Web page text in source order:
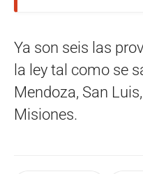
Ya son seis las
la ley tal como se
Mendoza, San
Misiones.